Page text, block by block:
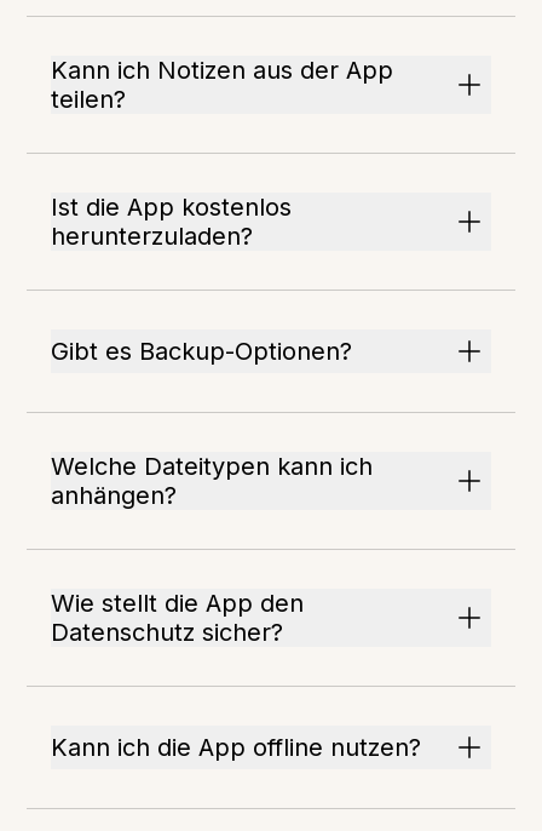
Kann ich Notizen aus der App
teilen?
Ist die App kostenlos
herunterzuladen?
Gibt es Backup-Optionen?
Welche Dateitypen kann ich
anhängen?
Wie stellt die App den
Datenschutz sicher?
Kann ich die App offline nutzen?